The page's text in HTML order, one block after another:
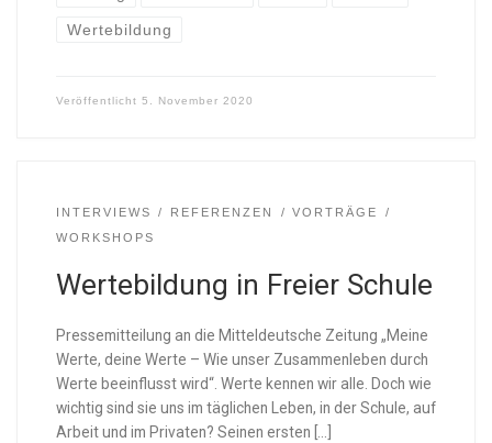
Wertebildung
Veröffentlicht 5. November 2020
INTERVIEWS REFERENZEN
VORTRÄGE
WORKSHOPS
Wertebildung in Freier Schule
Pressemitteilung an die Mitteldeutsche Zeitung „Meine
Werte, deine Werte – Wie unser Zusammenleben durch
Werte beeinflusst wird“. Werte kennen wir alle. Doch wie
wichtig sind sie uns im täglichen Leben, in der Schule, auf
Arbeit und im Privaten? Seinen ersten […]